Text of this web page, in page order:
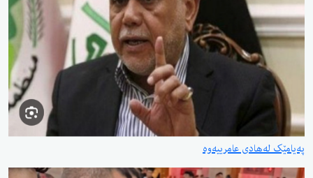
پەیامێک لەهادی عامرییەوە